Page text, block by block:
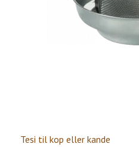
Tesi til kop eller kande